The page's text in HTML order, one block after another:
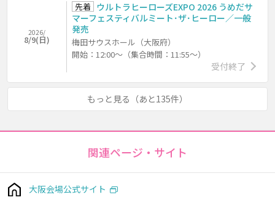
2026/
8/9(日)
先着 ウルトラヒーローズEXPO 2026 うめだサ
マーフェスティバルミート･ザ･ヒーロー／一般
発売
梅田サウスホール（大阪府）
開始：12:00～（集合時間：11:55～）
受付終了
もっと見る（あと135件）
関連ページ・サイト
大阪会場公式サイト